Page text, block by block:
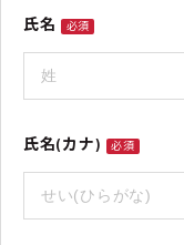
氏名 必須
氏名(カナ) 必須